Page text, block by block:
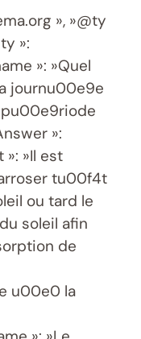
», »@ty
»:
»: »Quel
journu00e9e
»:
»: »Il est
tu00f4t
ou tard le
soleil afin
de
u00e0 la